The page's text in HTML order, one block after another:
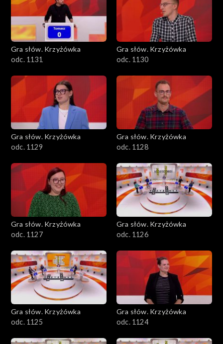
Gra słów. Krzyżówka
odc. 1131
Gra słów. Krzyżówka
odc. 1130
Gra słów. Krzyżówka
odc. 1129
Gra słów. Krzyżówka
odc. 1128
Gra słów. Krzyżówka
odc. 1127
Gra słów. Krzyżówka
odc. 1126
Gra słów. Krzyżówka
odc. 1125
Gra słów. Krzyżówka
odc. 1124